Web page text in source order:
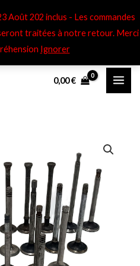
Août 202 inclus - Les commandes
traitées à notre retour​. Merci
Ignorer
0,00€